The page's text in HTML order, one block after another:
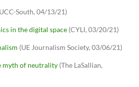
South, 04/13/21)
in the digital space (CYLI, 03/20/21)
(UE Journalism Society, 03/06/21)
myth of neutrality (The LaSallian,